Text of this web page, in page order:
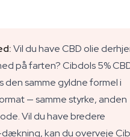
Vil du have CBD olie
på farten? Cibdols 5%
samme gyldne formel i
— samme styrke, anden
Vil du have bredere
kan du overveje